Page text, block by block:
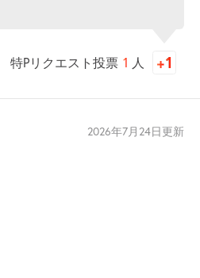
特Pリクエスト投票 1 人
2026年7月24日更新